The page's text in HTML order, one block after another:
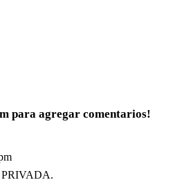
para agregar comentarios!